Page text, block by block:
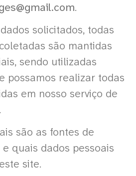
.
solicitados, todas
são mantidas
sendo utilizadas
possamos realizar todas
em nosso serviço de
são as fontes de
quais dados pessoais
site.